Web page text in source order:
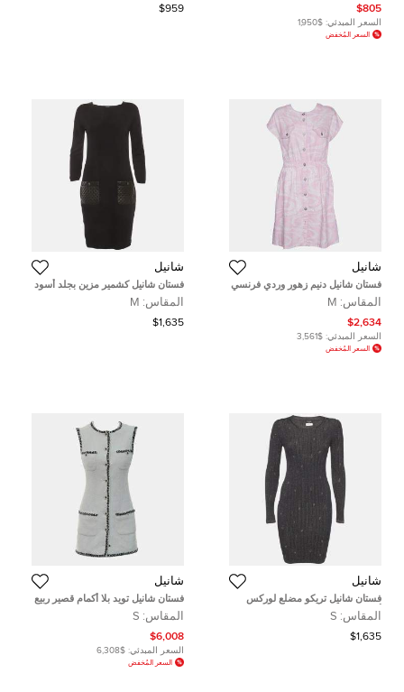
$805
السعر المبدئي: $1,950
السعر المُخفض
$959
شانيل
فستان شانيل دنيم زهور وردي فرنسي
38
المقاس: M
$2,634
السعر المبدئي: $3,561
السعر المُخفض
شانيل
فستان شانيل كشمير مزين بجلد أسود
قصير مقاس متوسط
المقاس: M
$1,635
شانيل
فستان شانيل تريكو مضلع لوركس
أزرق كحلي قصير مقاس صغير (
سمول )
المقاس: S
$1,635
شانيل
فستان شانيل تويد بلا أكمام قصير ربيع
وصيف 2022 فرنسي 36
المقاس: S
$6,008
السعر المبدئي: $6,308
السعر المُخفض